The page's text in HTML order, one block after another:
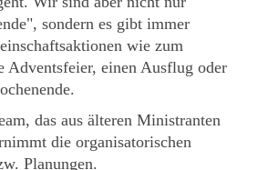
sondern es gibt immer
wie zum
Adventsfeier, einen Ausflug oder
das aus älteren Ministranten
die organisatorischen
Planungen.